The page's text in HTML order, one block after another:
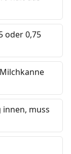
oder 0,75
innen, muss